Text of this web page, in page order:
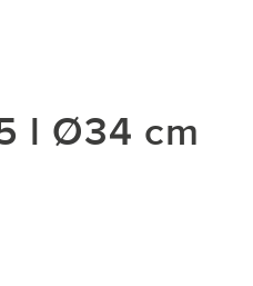
l Ø34 cm